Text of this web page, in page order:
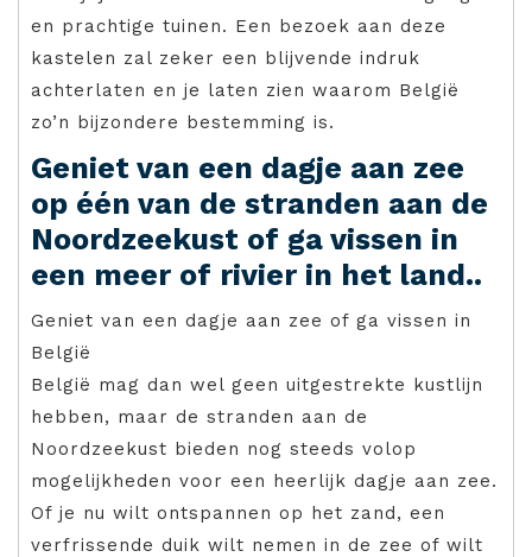
en prachtige tuinen. Een bezoek aan deze
kastelen zal zeker een blijvende indruk
achterlaten en je laten zien waarom België
zo’n bijzondere bestemming is.
Geniet van een dagje aan zee
op één van de stranden aan de
Noordzeekust of ga vissen in
een meer of rivier in het land..
Geniet van een dagje aan zee of ga vissen in
België
België mag dan wel geen uitgestrekte kustlijn
hebben, maar de stranden aan de
Noordzeekust bieden nog steeds volop
mogelijkheden voor een heerlijk dagje aan zee.
Of je nu wilt ontspannen op het zand, een
verfrissende duik wilt nemen in de zee of wilt